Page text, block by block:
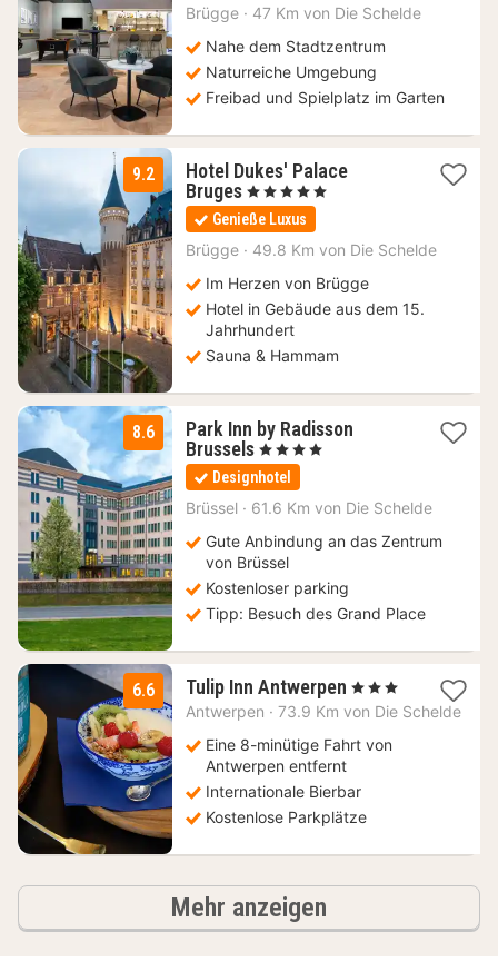
133
Brügge · 47 Km von Die Schelde
Nahe dem Stadtzentrum
Naturreiche Umgebung
Freibad und Spielplatz im Garten
9.2
Hotel Dukes' Palace
Bruges 1
Nacht
ab
229
, 5 Sterne
Genieße Luxus
Brügge · 49.8 Km von Die Schelde
Im Herzen von Brügge
Hotel in Gebäude aus dem 15.
Jahrhundert
Sauna & Hammam
8.6
Park Inn by Radisson
Brussels 1
Nacht
ab
94
, 4 Sterne
Designhotel
Brüssel · 61.6 Km von Die Schelde
Gute Anbindung an das Zentrum
von Brüssel
Kostenloser parking
Tipp: Besuch des Grand Place
6.6 Tulip Inn Antwerpen 1
Nacht
80
, 3 Sterne
Antwerpen · 73.9 Km von Die Schelde
Eine 8-minütige Fahrt von
Antwerpen entfernt
Internationale Bierbar
Kostenlose Parkplätze
Mehr anzeigen